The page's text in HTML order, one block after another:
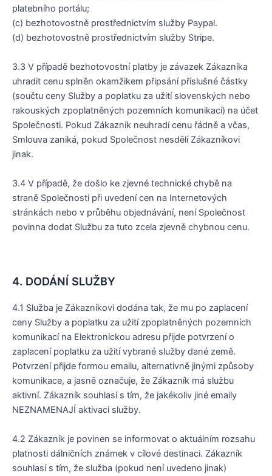
platebního portálu;
(c) bezhotovostně prostřednictvím služby Paypal.
(d) bezhotovostně prostřednictvím služby Stripe.
3.3 V případě bezhotovostní platby je závazek Zákazníka
uhradit cenu splněn okamžikem připsání příslušné částky
(součtu ceny Služby a poplatku za užití slovenských nebo
rakouských zpoplatněných pozemních komunikací) na účet
Společnosti. Pokud Zákazník neuhradí cenu řádně a včas,
Smlouva zaniká, pokud Společnost nesdělí Zákazníkovi
jinak.
3.4 V případě, že došlo ke zjevné technické chybě na
straně Společnosti při uvedení cen na Internetových
stránkách nebo v průběhu objednávání, není Společnost
povinna dodat Službu za tuto zcela zjevně chybnou cenu.
4. DODÁNÍ SLUŽBY
4.1 Služba je Zákazníkovi dodána tak, že mu po zaplacení
ceny Služby a poplatku za užití zpoplatněných pozemních
komunikací na Elektronickou adresu přijde potvrzení o
zaplacení poplatku za užití vybrané služby dané země.
Potvrzení přijde formou emailu, alternativně jinými způsoby
komunikace, a jasně označuje, že Zákazník má službu
aktivní. Zákazník souhlasí s tím, že jakékoliv jiné emaily
NEZNAMENAJÍ aktivaci služby.
4.2 Zákazník je povinen se informovat o aktuálním rozsahu
platnosti dálničních známek v cílové destinaci. Zákazník
souhlasí s tím, že služba (pokud není uvedeno jinak)